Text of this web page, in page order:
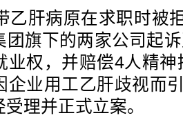
肝病原在求职时被
团旗下的两家公司起
业权，并赔偿4人精
企业用工乙肝歧视而
理并正式立案。